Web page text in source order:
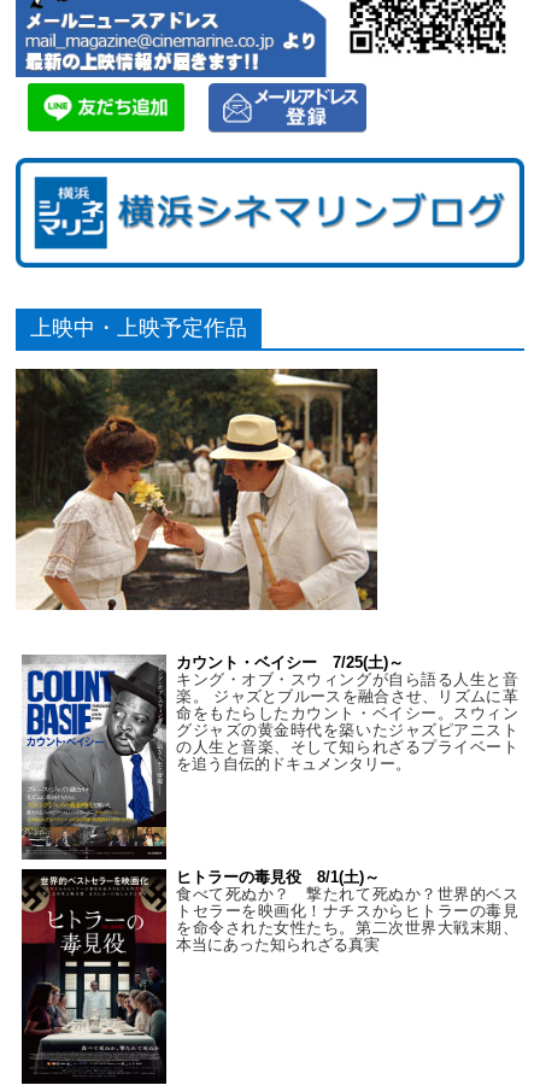
上映中・上映予定作品
カウント・ベイシー 7/25(土)～
キング・オブ・スウィングが自ら語る人生と音
楽。 ジャズとブルースを融合させ、リズムに革
命をもたらしたカウント・ベイシー。スウィン
グジャズの黄金時代を築いたジャズピアニスト
の人生と音楽、そして知られざるプライベート
を追う自伝的ドキュメンタリー。
ヒトラーの毒見役 8/1(土)～
食べて死ぬか？ 撃たれて死ぬか？世界的ベス
トセラーを映画化！ナチスからヒトラーの毒見
を命令された女性たち。第二次世界大戦末期、
本当にあった知られざる真実